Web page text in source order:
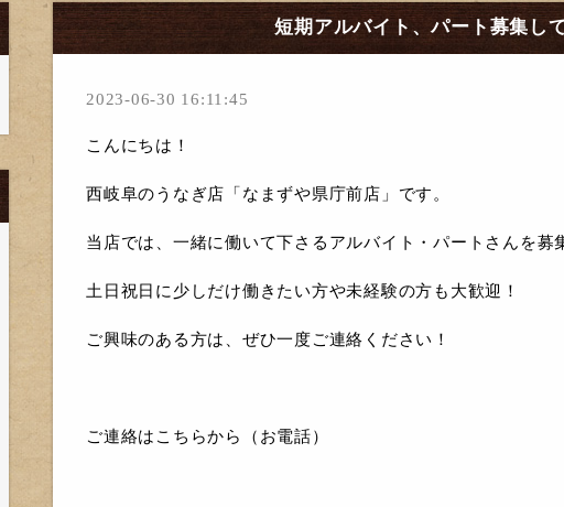
短期アルバイト、パート募集し
2023-06-30 16:11:45
こんにちは！
西岐阜のうなぎ店「なまずや県庁前店」です。
当店では、一緒に働いて下さるアルバイト・パートさんを募
土日祝日に少しだけ働きたい方や未経験の方も大歓迎！
ご興味のある方は、ぜひ一度ご連絡ください！
ご連絡はこちらから（お電話）